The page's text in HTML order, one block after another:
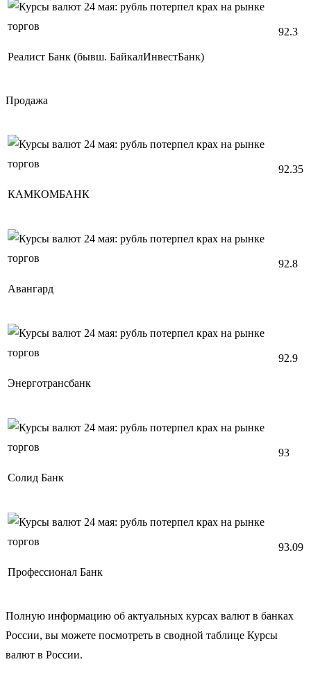
Реалист Банк (бывш. БайкалИнвестБанк)
92.3
Продажа
КАМКОМБАНК
92.35
Авангард
92.8
Энерготрансбанк
92.9
Солид Банк
93
Профессионал Банк
93.09
Полную информацию об актуальных курсах валют в банках
России, вы можете посмотреть в сводной таблице Курсы
валют в России.